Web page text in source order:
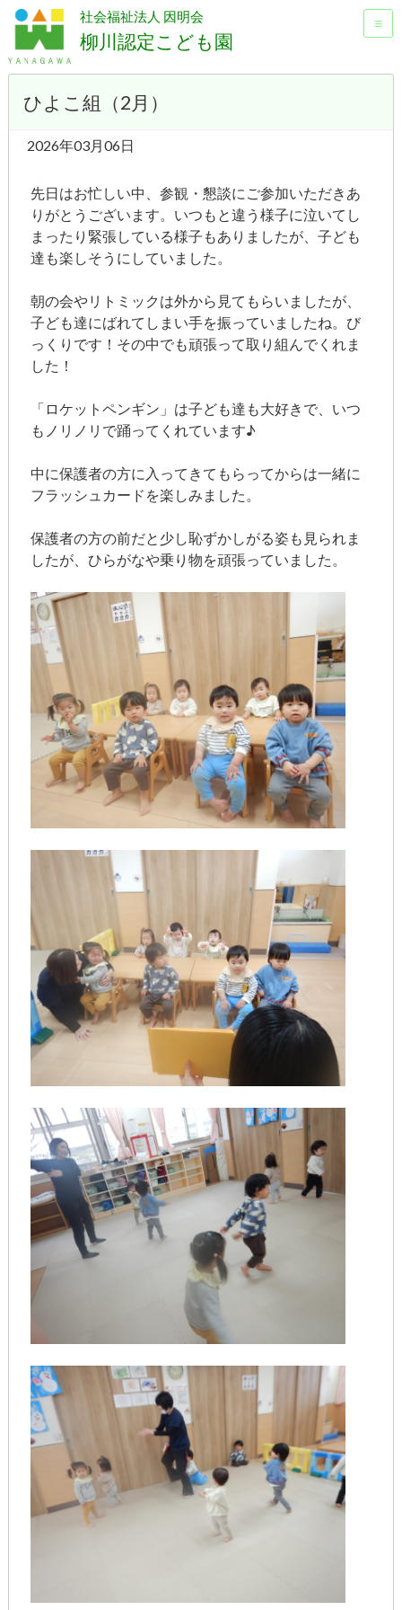
≡
社会福祉法人 因明会
柳川認定こども園
ひよこ組（2月）
2026年03月06日
先日はお忙しい中、参観・懇談にご参加いただきあ
りがとうございます。いつもと違う様子に泣いてし
まったり緊張している様子もありましたが、子ども
達も楽しそうにしていました。
朝の会やリトミックは外から見てもらいましたが、
子ども達にばれてしまい手を振っていましたね。び
っくりです！その中でも頑張って取り組んでくれま
した！
「ロケットペンギン」は子ども達も大好きで、いつ
もノリノリで踊ってくれています♪
中に保護者の方に入ってきてもらってからは一緒に
フラッシュカードを楽しみました。
保護者の方の前だと少し恥ずかしがる姿も見られま
したが、ひらがなや乗り物を頑張っていました。